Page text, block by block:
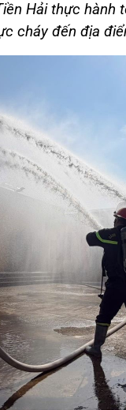
Hải thực hành
cháy đến địa